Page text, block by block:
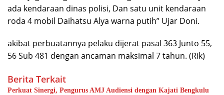
ada kendaraan dinas polisi, Dan satu unit kendaraan
roda 4 mobil Daihatsu Alya warna putih” Ujar Doni.
akibat perbuatannya pelaku dijerat pasal 363 Junto 55,
56 Sub 481 dengan ancaman maksimal 7 tahun. (Rik)
Berita Terkait
Perkuat Sinergi, Pengurus AMJ Audiensi dengan Kajati Bengkulu